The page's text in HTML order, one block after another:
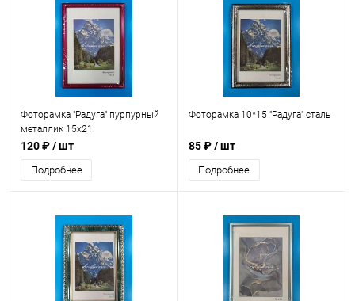
Фоторамка "Радуга" пурпурный
металлик 15х21
120 ₽/ шт
Подробнее
Фоторамка 10*15 "Радуга" сталь
85 ₽/ шт
Подробнее